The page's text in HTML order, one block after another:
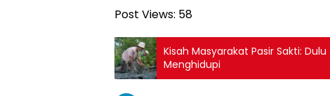
Post Views: 58
Kisah Masyarakat Pasir Sakti:
Menghidupi